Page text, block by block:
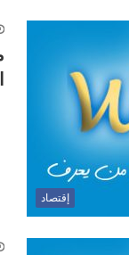
إقتصاد